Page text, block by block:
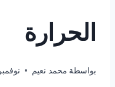
الحرارة
بواسطة محمد نعيم نوفمبر 8,